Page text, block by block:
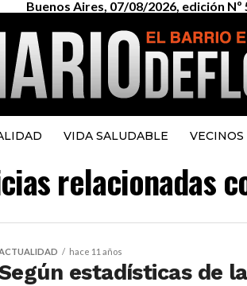
Buenos Aires, 07/08/2026, edición Nº
VIDA SALUDABLE VECINOS
relacionadas
hace 11 años
estadísticas de la